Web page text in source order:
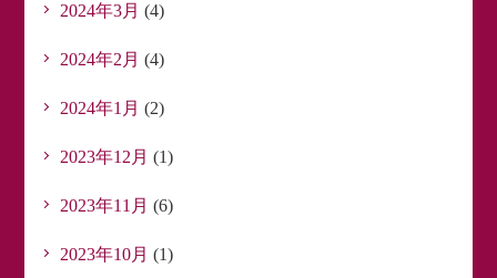
2024年3月 (4)
2024年2月 (4)
2024年1月 (2)
2023年12月 (1)
2023年11月 (6)
2023年10月 (1)